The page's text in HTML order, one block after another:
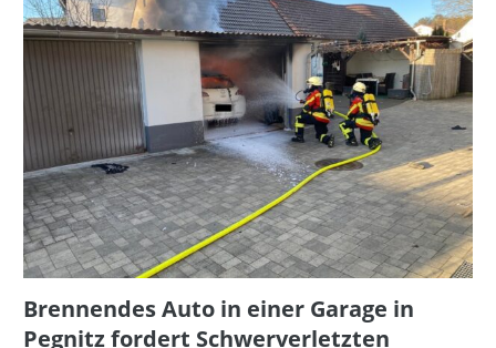
Brennendes Auto in einer Garage in
Pegnitz fordert Schwerverletzten